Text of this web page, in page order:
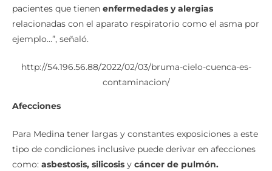
pacientes que tienen enfermedades y alergias
relacionadas con el aparato respiratorio como el asma por
ejemplo…”, señaló.
http://54.196.56.88/2022/02/03/bruma-cielo-cuenca-es-
contaminacion/
Afecciones
Para Medina tener largas y constantes exposiciones a este
tipo de condiciones inclusive puede derivar en afecciones
como: asbestosis, silicosis y cáncer de pulmón.